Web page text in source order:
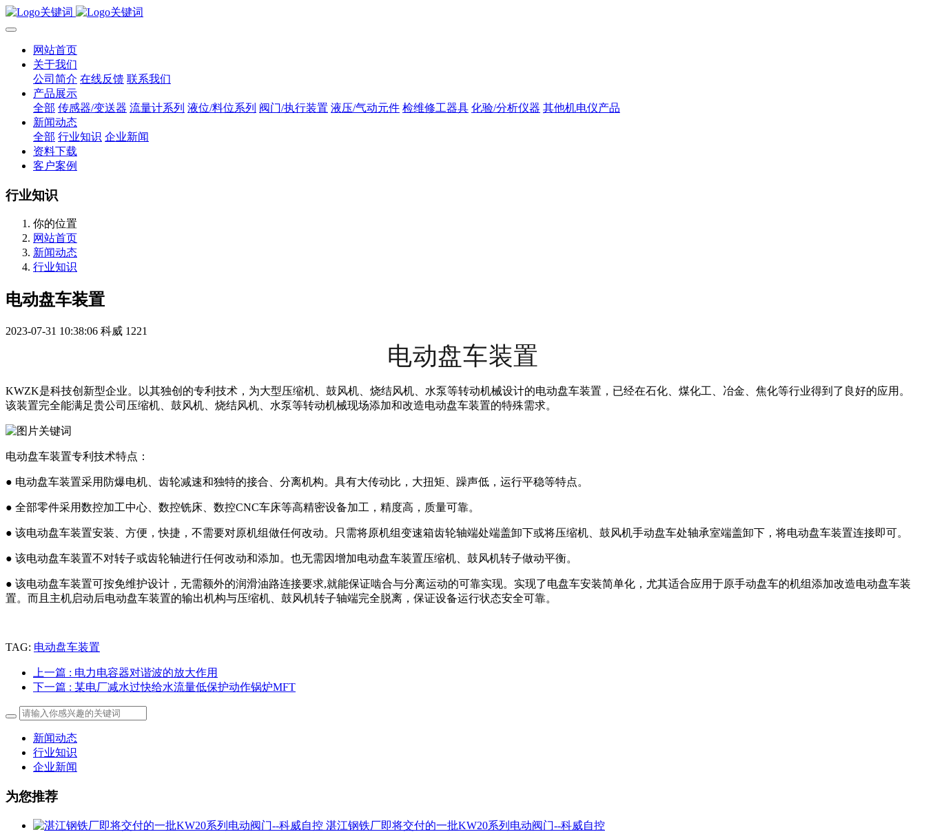
网站首页
关于我们
公司简介 在线反馈 联系我们
产品展示
全部 传感器/变送器 流量计系列 液位/料位系列 阀门/执行装置 液压/气动元件 检维修工器具 化验/分析仪器 其他机电仪产品
新闻动态
全部 行业知识 企业新闻
资料下载
客户案例
行业知识
你的位置
网站首页
新闻动态
行业知识
电动盘车装置
2023-07-31 10:38:06 科威 1221
电动盘车装置
KWZK是科技创新型企业。以其独创的专利技术，为大型压缩机、鼓风机、烧结风机、水泵等转动机械设计的电动盘车装置，已经在石化、煤化工、冶金、焦化等行业得到了良好的应用。
该装置完全能满足贵公司压缩机、鼓风机、烧结风机、水泵等转动机械现场添加和改造电动盘车装置的特殊需求。
电动盘车装置专利技术特点：
● 电动盘车装置采用防爆电机、齿轮减速和独特的接合、分离机构。具有大传动比，大扭矩、躁声低，运行平稳等特点。
● 全部零件采用数控加工中心、数控铣床、数控CNC车床等高精密设备加工，精度高，质量可靠。
● 该电动盘车装置安装、方便，快捷，不需要对原机组做任何改动。只需将原机组变速箱齿轮轴端处端盖卸下或将压缩机、鼓风机手动盘车处轴承室端盖卸下，将电动盘车装置连接即可。
● 该电动盘车装置不对转子或齿轮轴进行任何改动和添加。也无需因增加电动盘车装置压缩机、鼓风机转子做动平衡。
● 该电动盘车装置可按免维护设计，无需额外的润滑油路连接要求,就能保证啮合与分离运动的可靠实现。实现了电盘车安装简单化，尤其适合应用于原手动盘车的机组添加改造电动盘车装
置。而且主机启动后电动盘车装置的输出机构与压缩机、鼓风机转子轴端完全脱离，保证设备运行状态安全可靠。
TAG: 电动盘车装置
上一篇 : 电力电容器对谐波的放大作用
下一篇 : 某电厂减水过快给水流量低保护动作锅炉MFT
新闻动态
行业知识
企业新闻
为您推荐
湛江钢铁厂即将交付的一批KW20系列电动阀门--科威自控